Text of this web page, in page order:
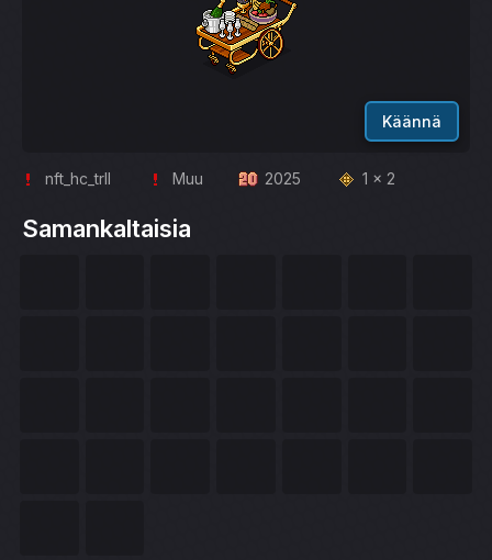
Käännä
nft_hc_trll Muu 2025 1 x 2
Samankaltaisia